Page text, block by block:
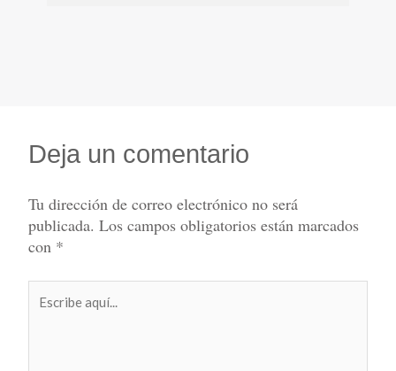
Deja un comentario
Tu dirección de correo electrónico no será
publicada. Los campos obligatorios están marcados
con *
aquí...